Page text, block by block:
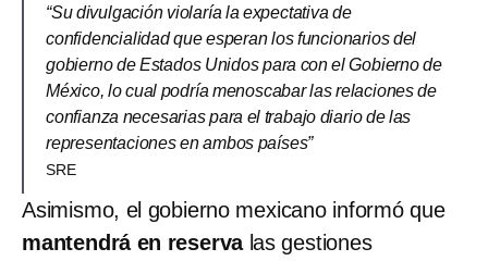
“Su divulgación violaría la expectativa de
confidencialidad que esperan los funcionarios del
gobierno de Estados Unidos para con el Gobierno de
México, lo cual podría menoscabar las relaciones de
confianza necesarias para el trabajo diario de las
representaciones en ambos países”
SRE
Asimismo, el gobierno mexicano informó que
mantendrá en reservalas gestiones